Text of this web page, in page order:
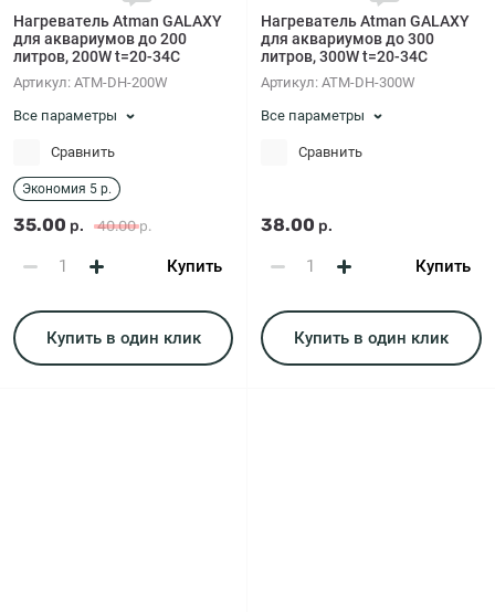
Нагреватель Atman GALAXY
для аквариумов до 200
литров, 200W t=20-34C
Артикул: ATM-DH-200W
Все параметры
Сравнить
Экономия 5 р.
35.00 р. 40.00р.
Купить
Купить в один клик
Нагреватель Atman GALAXY
для аквариумов до 300
литров, 300W t=20-34C
Артикул: ATM-DH-300W
Все параметры
Сравнить
38.00 р.
Купить
Купить в один клик